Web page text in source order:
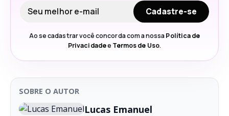
Seu e-mail
Cadastre-se
Ao se cadastrar você concorda com a nossa Política de
Privacidadee Termos de Uso.
SOBRE O AUTOR
Lucas Emanuel